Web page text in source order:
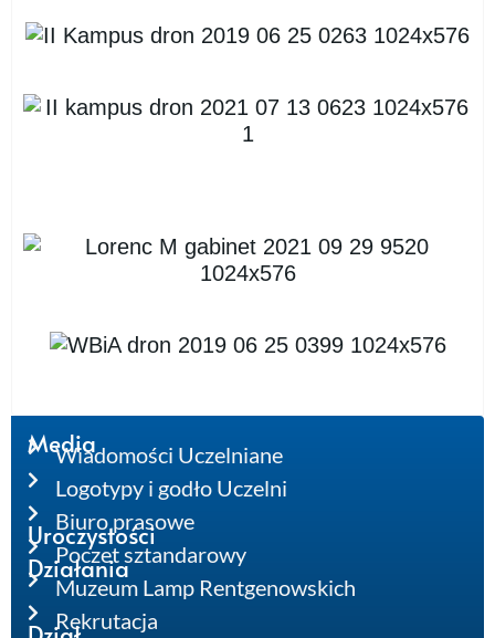
Media
Wiadomości Uczelniane
Logotypy i godło Uczelni
Biuro prasowe
Uroczystości
Poczet sztandarowy
Działania
Muzeum Lamp Rentgenowskich
Rekrutacja